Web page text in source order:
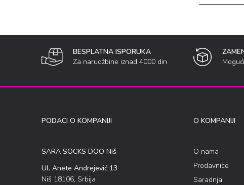
BESPLATNA ISPORUKA
Za narudžbine iznad 4000 din
PODACI O KOMPANIJI
SARA SOCKS DOO Niš
Ul. Anete Andrejević 13
Niš 18106, Srbija
O KOMPANIJI
O nama
Prodavnice
Saradnja